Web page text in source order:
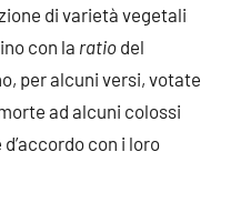
di varietà vegetali
con la ratio del
per alcuni versi, votate
ad alcuni colossi
con i loro